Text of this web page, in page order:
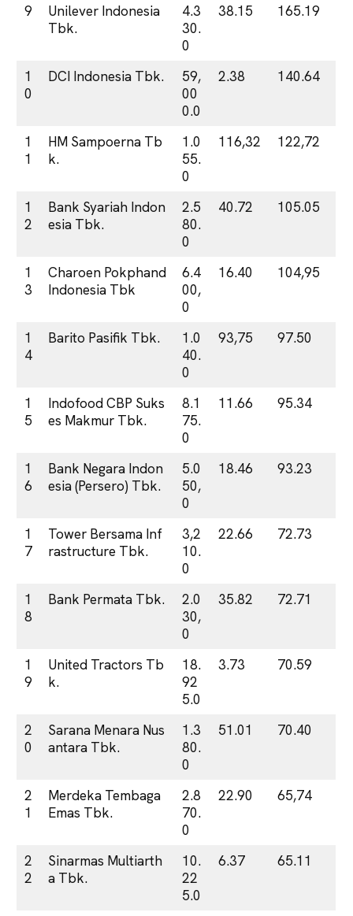
9
Unilever Indonesia
Tbk.
4.3
30.
0
38.15 165.19
1
0
DCI Indonesia Tbk.
59,
00
0.0
2.38 140.64
1
1
HM Sampoerna Tb
k.
1.0
55.
0
116,32 122,72
1
2
Bank Syariah Indon
esia Tbk.
2.5
80.
0
40.72 105.05
1
3
Charoen Pokphand
Indonesia Tbk
6.4
00,
0
16.40 104,95
1
4
Barito Pasifik Tbk.
1.0
40.
0
93,75 97.50
1
5
Indofood CBP Suks
es Makmur Tbk.
8.1
75.
0
11.66 95.34
1
6
Bank Negara Indon
esia (Persero) Tbk.
5.0
50,
0
18.46 93.23
1
7
Tower Bersama Inf
rastructure Tbk.
3,2
10.
0
22.66 72.73
1
8
Bank Permata Tbk.
2.0
30,
0
35.82 72.71
1
9
United Tractors Tb
k.
18.
92
5.0
3.73 70.59
2
0
Sarana Menara Nus
antara Tbk.
1.3
80.
0
51.01 70.40
2
1
Merdeka Tembaga
Emas Tbk.
2.8
70.
0
22.90 65,74
2
2
Sinarmas Multiarth
a Tbk.
10.
22
5.0
6.37 65.11